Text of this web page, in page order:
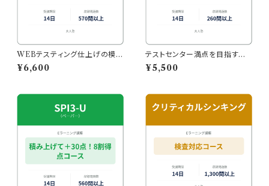
WEBテスティング仕上げの模試
コース｜本番形式の模試16種
類・288問
¥6,600
テストセンター満点を目指すコ
ース
¥5,500